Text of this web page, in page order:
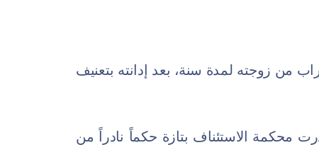
من زوجته لمدة سنة، بعد إدانته بتعنيف
محكمة الاستئناف بتازة حكماً نادراً من